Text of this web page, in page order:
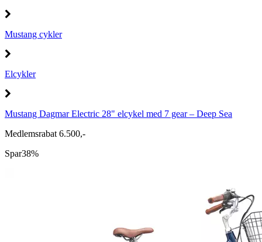
Mustang cykler
Elcykler
Mustang Dagmar Electric 28" elcykel med 7 gear – Deep Sea
Medlemsrabat 6.500,-
Spar38%